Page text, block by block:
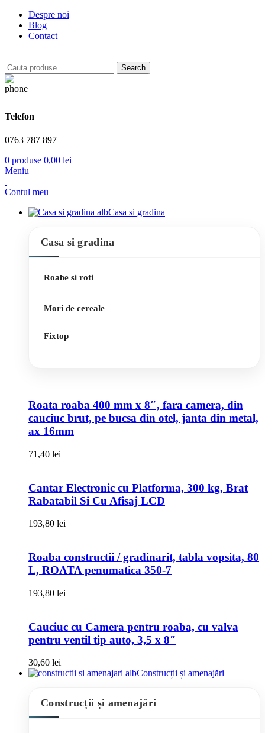
Despre noi
Blog
Contact
Search
Telefon
0763 787 897
0 produse 0,00 lei
Meniu
Contul meu
Casa si gradina
Casa si gradina
Roabe si roti
Mori de cereale
Fixtop
Roata roaba 400 mm x 8″, fara camera, din
cauciuc brut, pe bucsa din otel, janta din metal,
ax 16mm
71,40 lei
Cantar Electronic cu Platforma, 300 kg, Brat
Rabatabil Si Cu Afisaj LCD
193,80 lei
Roaba constructii / gradinarit, tabla vopsita, 80
L, ROATA penumatica 350-7
193,80 lei
Cauciuc cu Camera pentru roaba, cu valva
pentru ventil tip auto, 3,5 x 8″
30,60 lei
Construcții și amenajări
Construcții și amenajări